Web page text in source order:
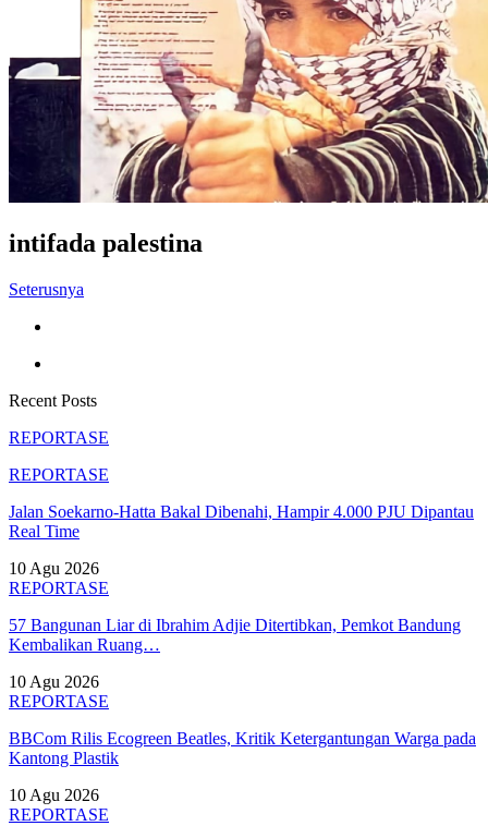
intifada palestina
Seterusnya
Recent Posts
REPORTASE
REPORTASE
Jalan Soekarno-Hatta Bakal Dibenahi, Hampir 4.000 PJU Dipantau
Real Time
10 Agu 2026
REPORTASE
57 Bangunan Liar di Ibrahim Adjie Ditertibkan, Pemkot Bandung
Kembalikan Ruang…
10 Agu 2026
REPORTASE
BBCom Rilis Ecogreen Beatles, Kritik Ketergantungan Warga pada
Kantong Plastik
10 Agu 2026
REPORTASE